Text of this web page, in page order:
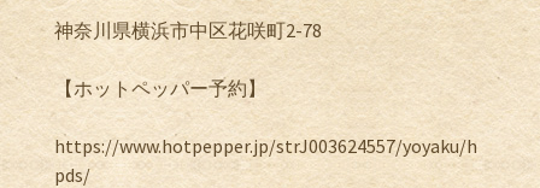
神奈川県横浜市中区花咲町2-78
【ホットペッパー予約】
https://www.hotpepper.jp/strJ003624557/yoyaku/h
pds/